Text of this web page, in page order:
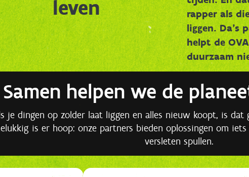
leven
rapper als
liggen. Da’s
helpt de
duurzaam
Samen helpen we de
je dingen op zolder laat liggen en alles nieuw koopt, is dat
is er hoop: onze partners bieden oplossingen om
versleten spullen.